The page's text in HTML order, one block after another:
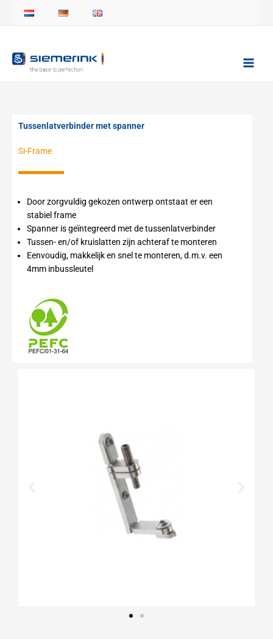
Tussenlatverbinder met spanner
Si-Frame
Door zorgvuldig gekozen ontwerp ontstaat er een
stabiel frame
Spanner is geïntegreerd met de tussenlatverbinder
Tussen- en/of kruislatten zijn achteraf te monteren
Eenvoudig, makkelijk en snel te monteren, d.m.v. een
4mm inbussleutel